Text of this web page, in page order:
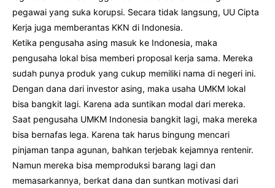
pegawai yang suka korupsi. Secara tidak langsung, UU Cipta
Kerja juga memberantas KKN di Indonesia.
Ketika pengusaha asing masuk ke Indonesia, maka
pengusaha lokal bisa memberi proposal kerja sama. Mereka
sudah punya produk yang cukup memiliki nama di negeri ini.
Dengan dana dari investor asing, maka usaha UMKM lokal
bisa bangkit lagi. Karena ada suntikan modal dari mereka.
Saat pengusaha UMKM Indonesia bangkit lagi, maka mereka
bisa bernafas lega. Karena tak harus bingung mencari
pinjaman tanpa agunan, bahkan terjebak kejamnya rentenir.
Namun mereka bisa memproduksi barang lagi dan
memasarkannya, berkat dana dan suntkan motivasi dari